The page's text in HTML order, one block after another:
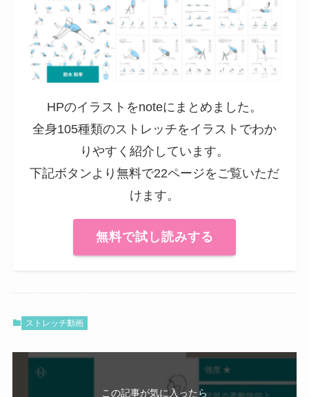
HPのイラストをnoteにまとめました。
全身105種類のストレッチをイラストでわか
りやすく紹介しています。
下記ボタンより無料で22ページをご覧いただ
けます。
無料で試し読みする
ストレッチ動画
この記事が気に入ったら